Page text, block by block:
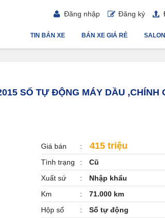
Đăng nhập Đăng ký
SALON
BÁN XE GIÁ RẺ
TIN BÁN XE
SỐ TỰ ĐỘNG MÁY DẦU ,CHÍNH
Giá bán 415 triệu
Tình trạng
Cũ
Xuất sứ
Nhập khẩu
Km
71.000 km
Hộp số
Số tự động